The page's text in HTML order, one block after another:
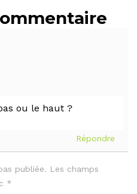
ou le haut ?
Répondre
publiée. Les champs
*